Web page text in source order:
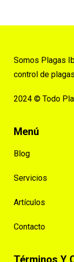
Somos Plagas
control de
2024 © Todo
Menú
Blog
Servicios
Artículos
Contacto
Términos Y